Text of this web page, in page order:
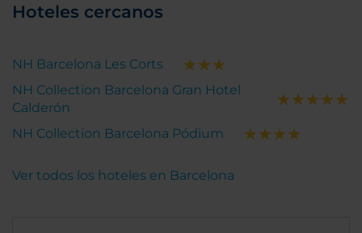
Hoteles cercanos
NH Barcelona Les Corts
NH Collection Barcelona Gran Hotel
Calderón
NH Collection Barcelona Pódium
Ver todos los hoteles en Barcelona